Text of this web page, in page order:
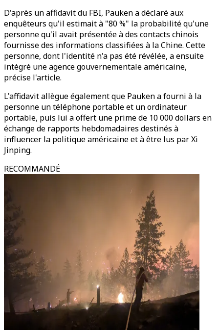
D'après un affidavit du FBI, Pauken a déclaré aux
enquêteurs qu'il estimait à "80 %" la probabilité qu'une
personne qu'il avait présentée à des contacts chinois
fournisse des informations classifiées à la Chine. Cette
personne, dont l'identité n'a pas été révélée, a ensuite
intégré une agence gouvernementale américaine,
précise l'article.
L'affidavit allègue également que Pauken a fourni à la
personne un téléphone portable et un ordinateur
portable, puis lui a offert une prime de 10 000 dollars en
échange de rapports hebdomadaires destinés à
influencer la politique américaine et à être lus par Xi
Jinping.
RECOMMANDÉ